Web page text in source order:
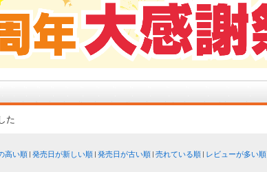
た
高い順 発売日が新しい順 発売日が古い順 売れている順 レビューが多い順